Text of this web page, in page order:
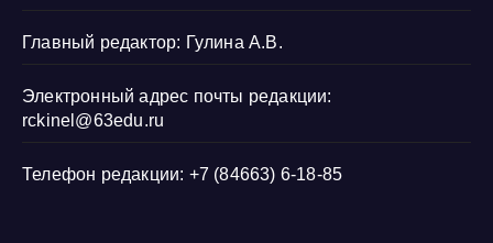
Главный редактор: Гулина А.В.
Электронный адрес почты редакции:
rckinel@63edu.ru
Телефон редакции: +7 (84663) 6-18-85